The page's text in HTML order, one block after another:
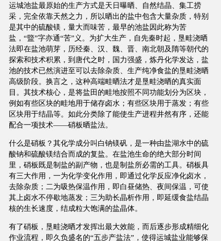
运城池盐最原始的生产方式是天日曝晒、自然结晶、集工捞
采，完全依靠天然之力，所以晒出的盐中包含大量杂质，特别
是其中的硫酸镁，量大而味苦，最早的池盐因此称为苦
盐，“盬”字亦通“苦”义。为扩大生产，自先秦时起，垦畦浇晒
法即在盐池萌芽，历经秦、汉、魏、晋、南北朝及隋等朝代的
探索和技术积累，到唐代之时，国力强盛，炼丹化学发达，盐
池的技术已然演进至可以去除杂质、生产纯净食盐的垦畦浇晒
高级阶段。换言之，这种高端畦晒法才是垦畦浇晒的真实面
目。其技术核心，是将盐田的畦地按照不同功能划分为区块，
例如有些区块的畦地用于储存卤水；有些区块用于蒸发；有些
区块用于结晶等。如此分类除了能使生产进程井然有序，还能
配合一项技术——硝板晒盐法。
什么是硝板？其化学成分叫白钠镁矾，是一种由盐湖水中的硫
酸钠和硫酸镁结合而成的复盐。在盐池生命的绝大部分时间
里，硝板既是制盐的副产物，也是制盐所必需的工具。硝板具
有三大作用，一为化学变化作用，即通过化学反应净化卤水，
去除杂质；二为吸热保温作用，即白昼储热、夜间保温，可使
其上卤水不停歇地蒸发；三为助长晶析作用，即延缓食盐结晶
核的生长速度，结成粒大饱满的盐晶体。
有了硝板，垦畦浇晒才发挥出最大效能，而后逐步形成精细化
作业流程，即久负盛名的“五步产盐法”，使得运城盐业能够保